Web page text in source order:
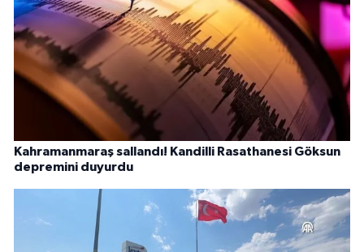
Kahramanmaraş sallandı! Kandilli Rasathanesi Göksun
depremini duyurdu